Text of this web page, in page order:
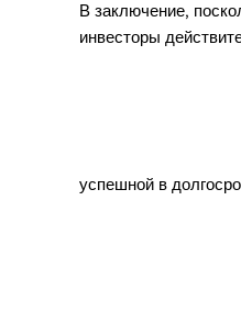
В заключение,
инвесторы
успешной в